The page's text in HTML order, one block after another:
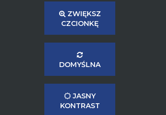
ZWIĘKSZ
CZCIONKĘ
DOMYŚLNA
JASNY
KONTRAST